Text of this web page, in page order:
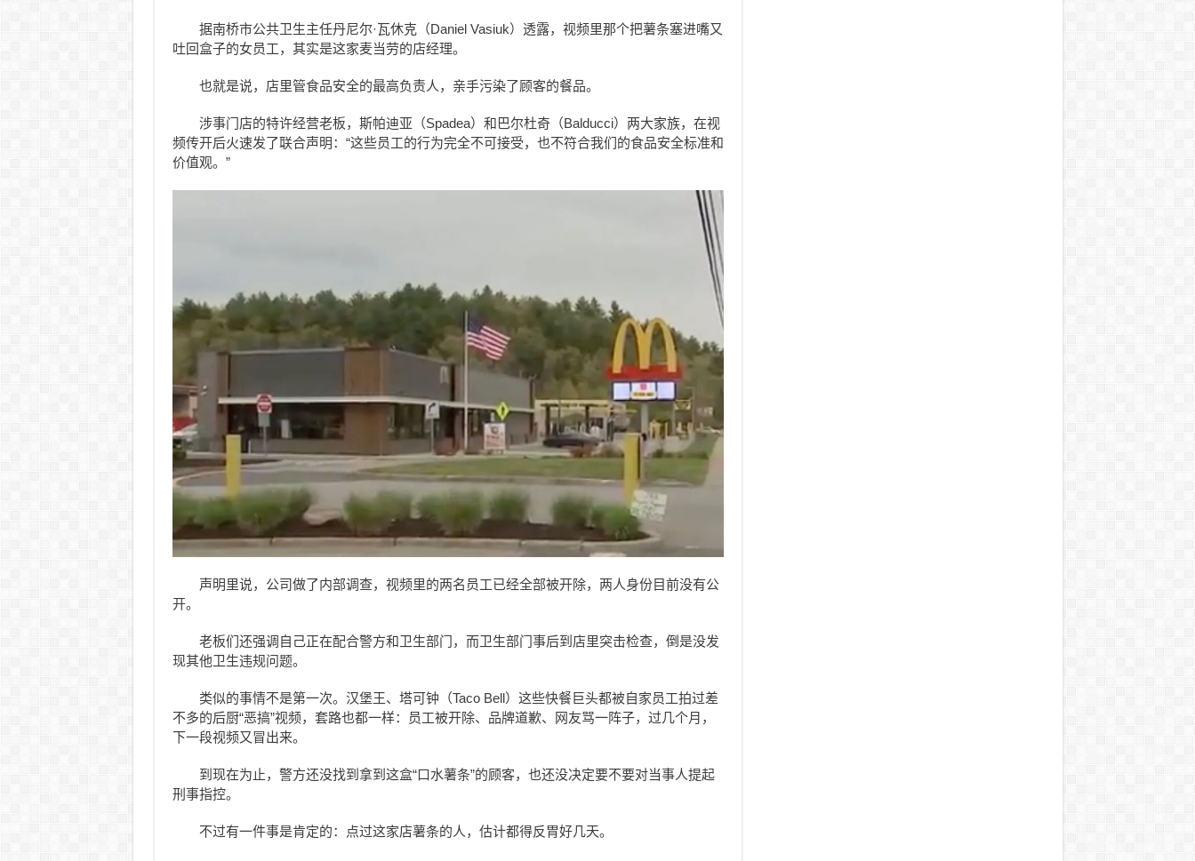
据南桥市公共卫生主任丹尼尔·瓦休克（Daniel Vasiuk）透露，视频里那个把薯条塞进嘴又
吐回盒子的女员工，其实是这家麦当劳的店经理。
也就是说，店里管食品安全的最高负责人，亲手污染了顾客的餐品。
涉事门店的特许经营老板，斯帕迪亚（Spadea）和巴尔杜奇（Balducci）两大家族，在视
频传开后火速发了联合声明：“这些员工的行为完全不可接受，也不符合我们的食品安全标准和
价值观。”
声明里说，公司做了内部调查，视频里的两名员工已经全部被开除，两人身份目前没有公
开。
老板们还强调自己正在配合警方和卫生部门，而卫生部门事后到店里突击检查，倒是没发
现其他卫生违规问题。
类似的事情不是第一次。汉堡王、塔可钟（Taco Bell）这些快餐巨头都被自家员工拍过差
不多的后厨“恶搞”视频，套路也都一样：员工被开除、品牌道歉、网友骂一阵子，过几个月，
下一段视频又冒出来。
到现在为止，警方还没找到拿到这盒“口水薯条”的顾客，也还没决定要不要对当事人提起
刑事指控。
不过有一件事是肯定的：点过这家店薯条的人，估计都得反胃好几天。